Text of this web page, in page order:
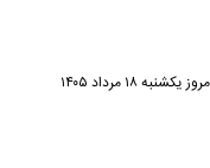
۱۸ مرداد ۱۴۰۵